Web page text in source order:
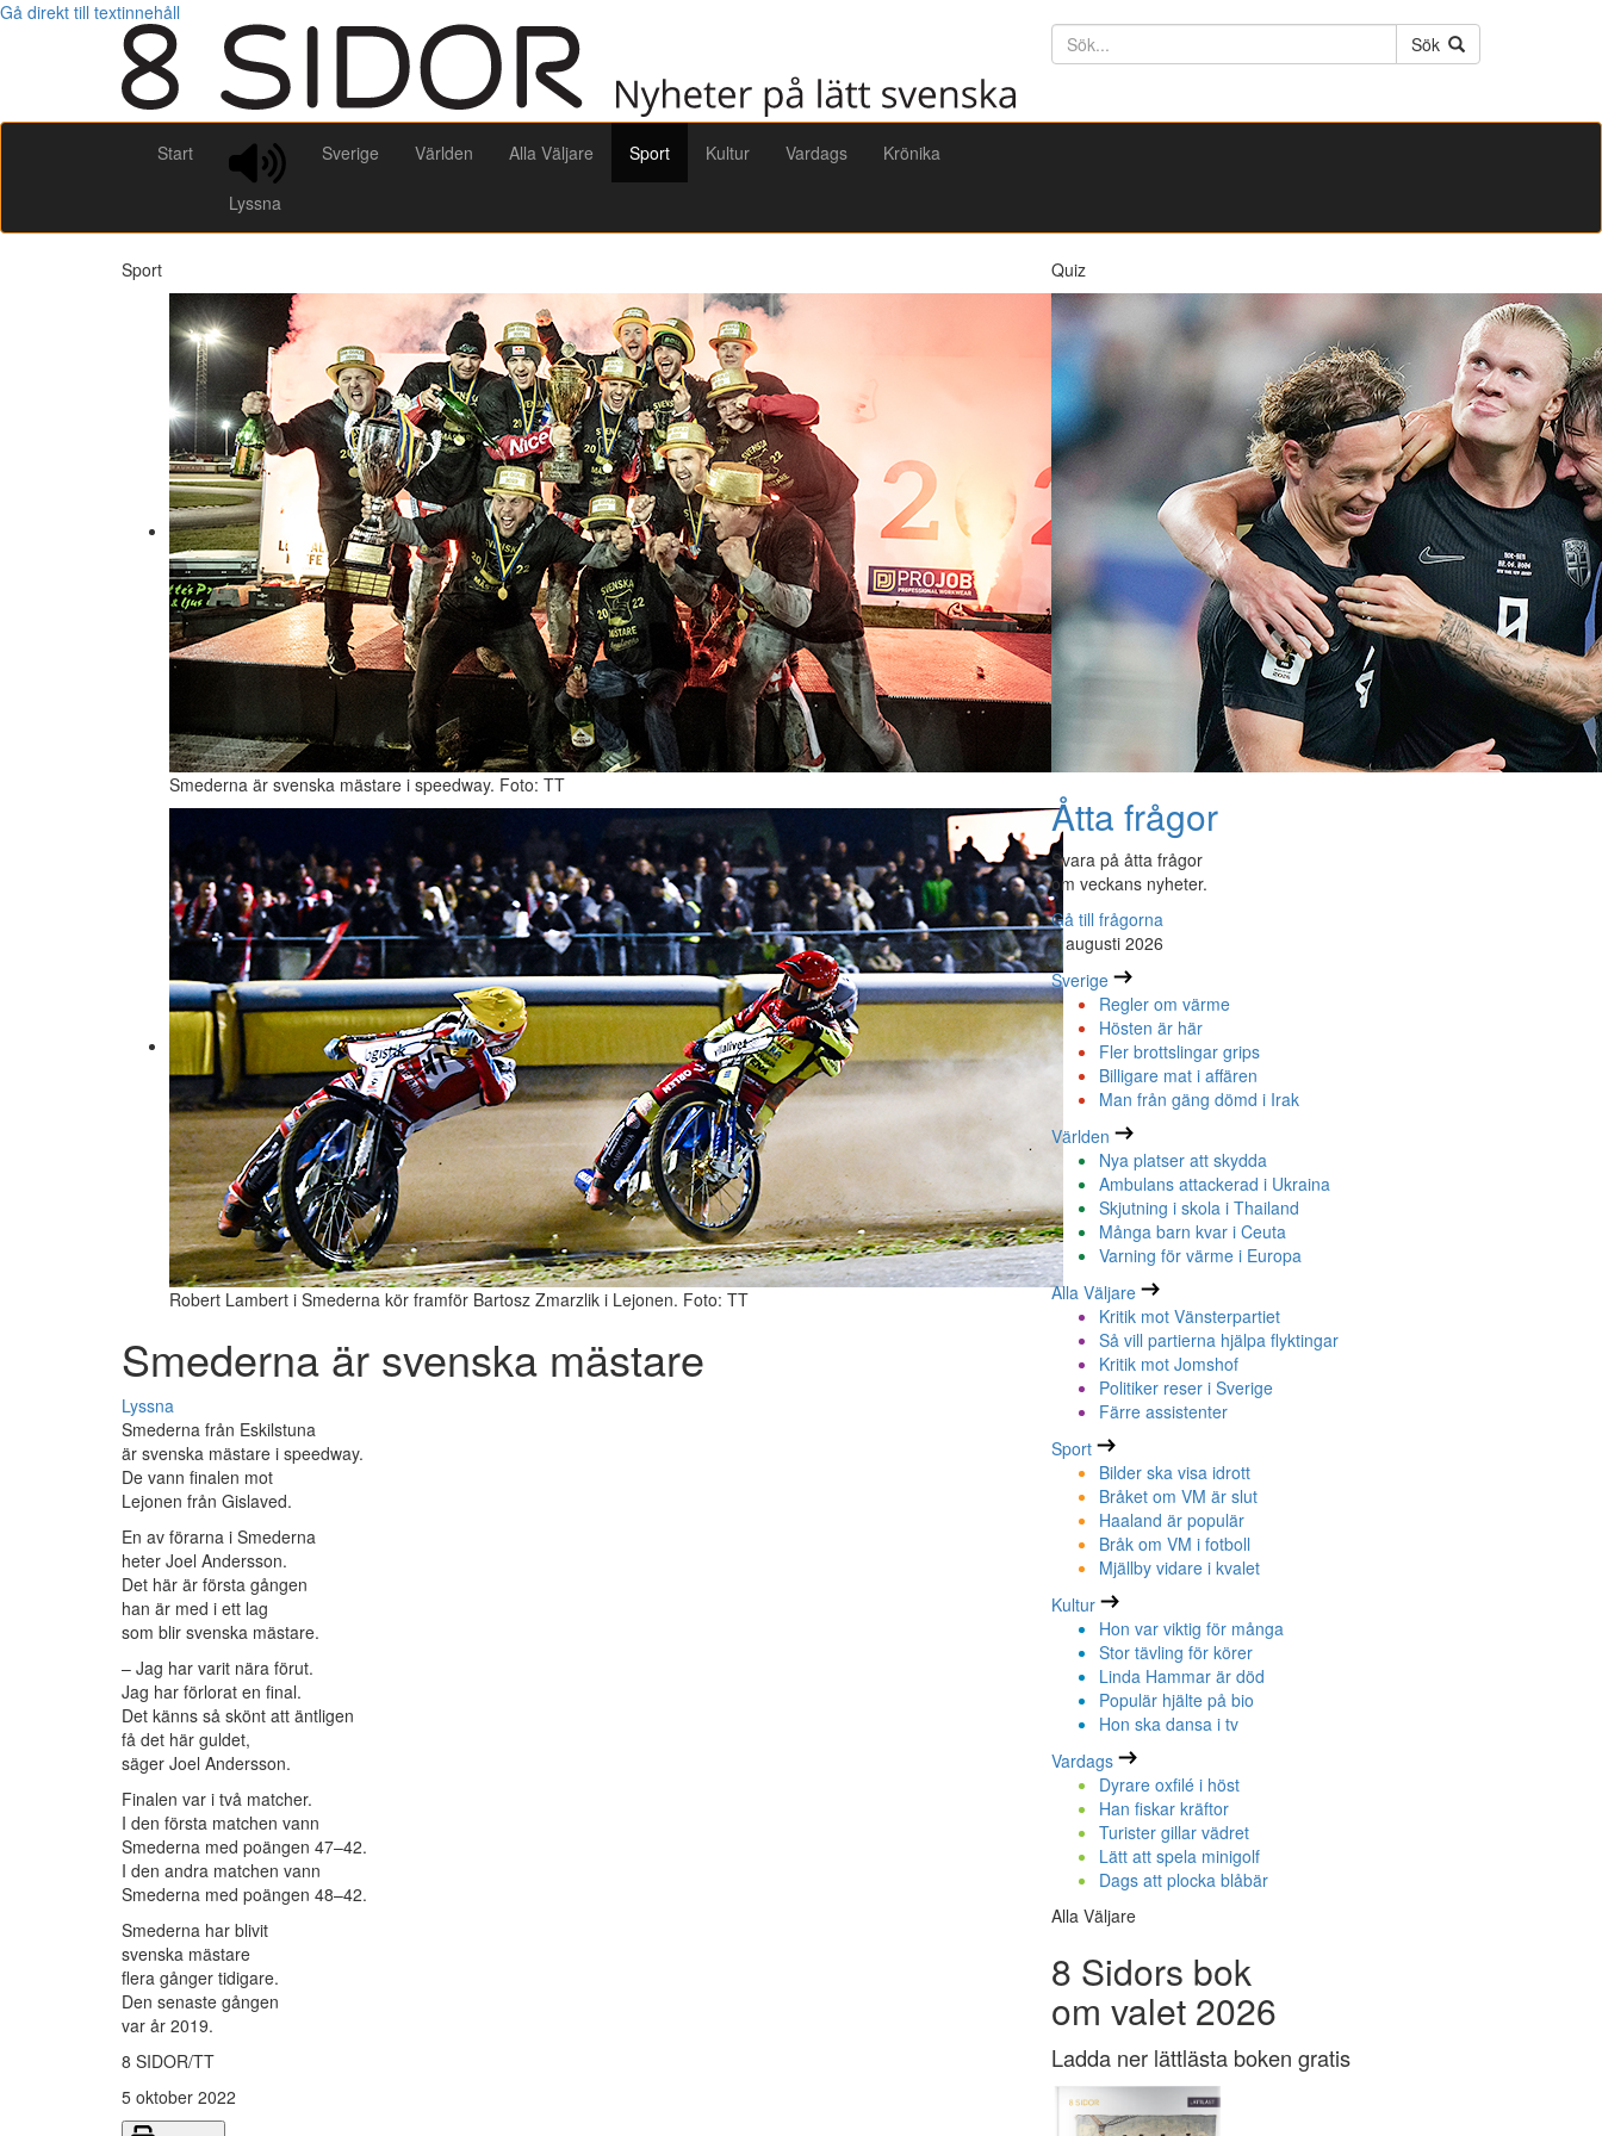
Gå direkt till textinnehåll
Söktext
Sök
Start
Lyssna
Sverige Världen Alla Väljare Sport Kultur Vardags Krönika
Sport
Smederna är svenska mästare i speedway. Foto: TT
Robert Lambert i Smederna kör framför Bartosz Zmarzlik i Lejonen. Foto: TT
Smederna är svenska mästare
Lyssna
Smederna från Eskilstuna
är svenska mästare i speedway.
De vann finalen mot
Lejonen från Gislaved.
En av förarna i Smederna
heter Joel Andersson.
Det här är första gången
han är med i ett lag
som blir svenska mästare.
– Jag har varit nära förut.
Jag har förlorat en final.
Det känns så skönt att äntligen
få det här guldet,
säger Joel Andersson.
Finalen var i två matcher.
I den första matchen vann
Smederna med poängen 47–42.
I den andra matchen vann
Smederna med poängen 48–42.
Smederna har blivit
svenska mästare
flera gånger tidigare.
Den senaste gången
var år 2019.
8 SIDOR/TT
5 oktober 2022
Quiz
Åtta frågor
Svara på åtta frågor
om veckans nyheter.
Gå till frågorna
4 augusti 2026
Sverige
Regler om värme
Hösten är här
Fler brottslingar grips
Billigare mat i affären
Man från gäng dömd i Irak
Världen
Nya platser att skydda
Ambulans attackerad i Ukraina
Skjutning i skola i Thailand
Många barn kvar i Ceuta
Varning för värme i Europa
Alla Väljare
Kritik mot Vänsterpartiet
Så vill partierna hjälpa flyktingar
Kritik mot Jomshof
Politiker reser i Sverige
Färre assistenter
Sport
Bilder ska visa idrott
Bråket om VM är slut
Haaland är populär
Bråk om VM i fotboll
Mjällby vidare i kvalet
Kultur
Hon var viktig för många
Stor tävling för körer
Linda Hammar är död
Populär hjälte på bio
Hon ska dansa i tv
Vardags
Dyrare oxfilé i höst
Han fiskar kräftor
Turister gillar vädret
Lätt att spela minigolf
Dags att plocka blåbär
Alla Väljare
8 Sidors bok
om valet 2026
Ladda ner lättlästa boken gratis